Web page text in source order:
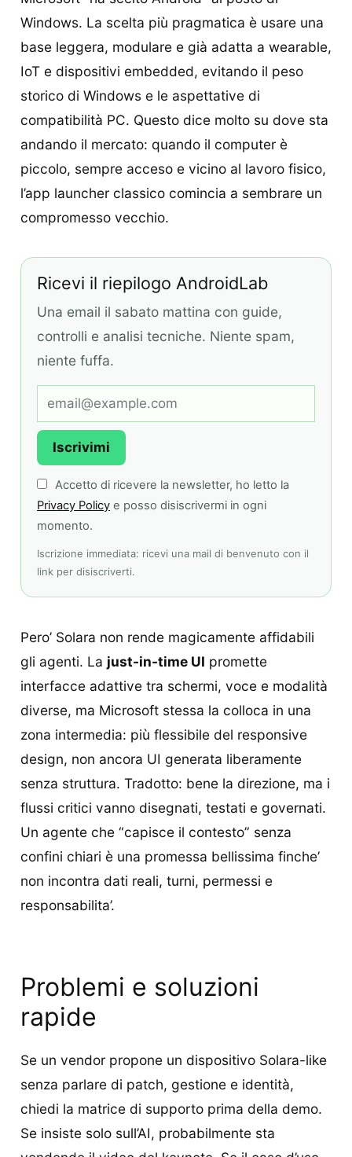
Windows. La scelta più pragmatica è usare una
base leggera, modulare e già adatta a wearable,
IoT e dispositivi embedded, evitando il peso
storico di Windows e le aspettative di
compatibilità PC. Questo dice molto su dove sta
andando il mercato: quando il computer è
piccolo, sempre acceso e vicino al lavoro fisico,
l’app launcher classico comincia a sembrare un
compromesso vecchio.
Ricevi il riepilogo AndroidLab
Una email il sabato mattina con guide,
controlli e analisi tecniche. Niente spam,
niente fuffa.
Iscrivimi
Accetto di ricevere la newsletter, ho letto la
Privacy Policy e posso disiscrivermi in ogni
momento.
Iscrizione immediata: ricevi una mail di benvenuto con il
link per disiscriverti.
Pero’ Solara non rende magicamente affidabili
gli agenti. La just-in-time UI promette
interfacce adattive tra schermi, voce e modalità
diverse, ma Microsoft stessa la colloca in una
zona intermedia: più flessibile del responsive
design, non ancora UI generata liberamente
senza struttura. Tradotto: bene la direzione, ma i
flussi critici vanno disegnati, testati e governati.
Un agente che “capisce il contesto” senza
confini chiari è una promessa bellissima finche’
non incontra dati reali, turni, permessi e
responsabilita’.
Problemi e soluzioni
rapide
Se un vendor propone un dispositivo Solara-like
senza parlare di patch, gestione e identità,
chiedi la matrice di supporto prima della demo.
Se insiste solo sull’AI, probabilmente sta